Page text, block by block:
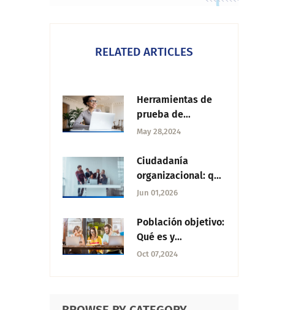
RELATED ARTICLES
Herramientas de
prueba de
concepto: Las
alternativas
May 28,2024
Ciudadanía
organizacional: qué
es, ejemplos y
la ciudadanía
organizacional?
Jun 01,2026
Población objetivo:
Qué es y
estrategias para un
Oct 07,2024